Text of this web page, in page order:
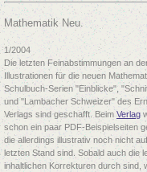
Mathematik Neu.
1/2004
Die letzten Feinabstimmungen an
Illustrationen für die neuen
Schulbuch-Serien "Einblicke",
und "Lambacher Schweizer" des
Verlags sind geschafft. Beim Verlag
schon ein paar PDF-Beispielseiten
die allerdings illustrativ noch nicht
letzten Stand sind. Sobald auch die
inhaltlichen Korrekturen durch sind,